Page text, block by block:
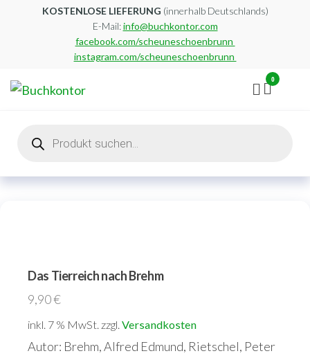
KOSTENLOSE LIEFERUNG (innerhalb Deutschlands)
E-Mail:info@buchkontor.com
facebook.com/scheuneschoenbrunn
instagram.com/scheuneschoenbrunn
0
search
Das Tierreich nach Brehm
9,90€
inkl. 7 % MwSt. zzgl. Versandkosten
Autor: Brehm, Alfred Edmund, Rietschel, Peter